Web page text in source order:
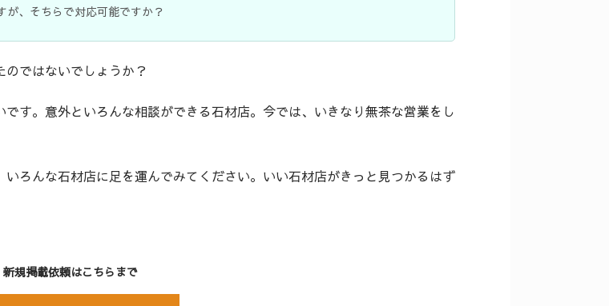
、そちらで対応可能ですか？
ではないでしょうか？
す。意外といろんな相談ができる石材店。今では、いきなり無茶な営業をし
ろんな石材店に足を運んでみてください。いい石材店がきっと見つかるはず
新規掲載依頼はこちらまで